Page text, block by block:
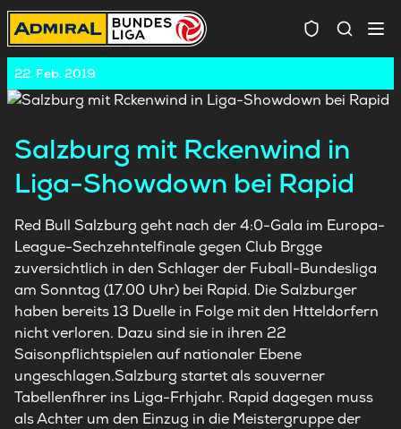
22. Feb. 2019
Salzburg mit Rckenwind in
Liga-Showdown bei Rapid
Red Bull Salzburg geht nach der 4:0-Gala im Europa-
League-Sechzehntelfinale gegen Club Brgge
zuversichtlich in den Schlager der Fuball-Bundesliga
am Sonntag (17.00 Uhr) bei Rapid. Die Salzburger
haben bereits 13 Duelle in Folge mit den Htteldorfern
nicht verloren. Dazu sind sie in ihren 22
Saisonpflichtspielen auf nationaler Ebene
ungeschlagen.Salzburg startet als souverner
Tabellenfhrer ins Liga-Frhjahr. Rapid dagegen muss
als Achter um den Einzug in die Meistergruppe der